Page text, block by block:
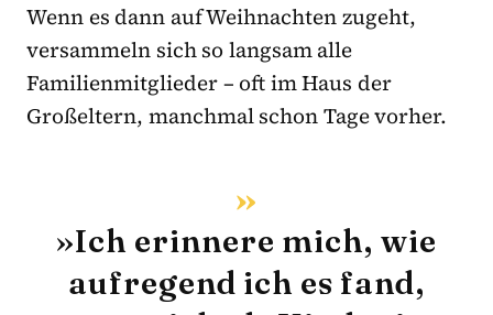
Wenn es dann auf Weihnachten zugeht,
versammeln sich so langsam alle
Familienmitglieder – oft im Haus der
Großeltern, manchmal schon Tage vorher.
»Ich erinnere mich, wie
aufregend ich es fand,